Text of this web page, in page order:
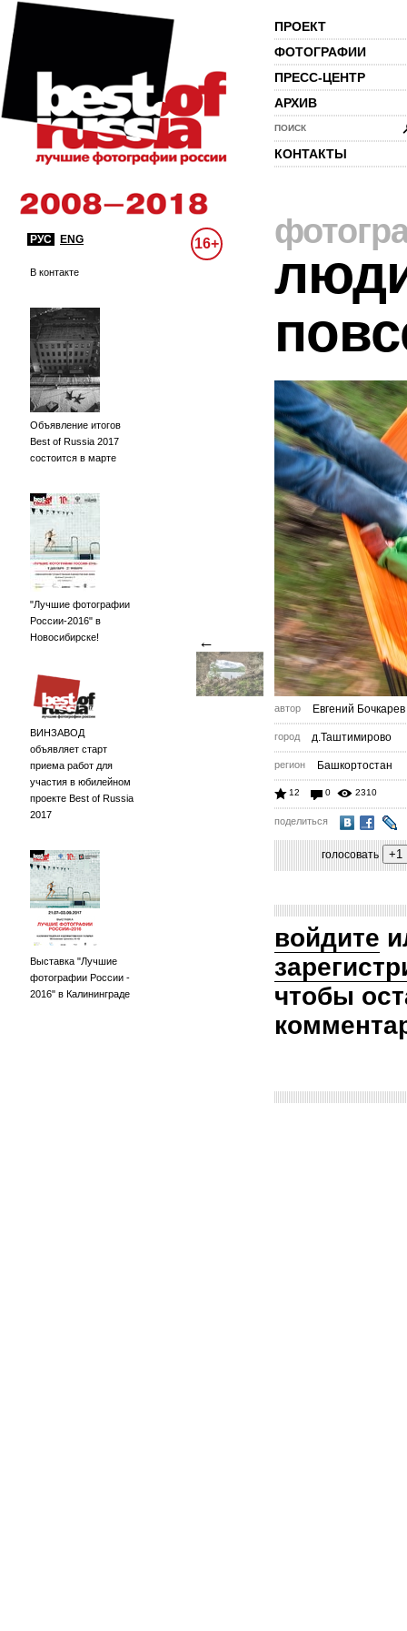
ПРОЕКТ
ФОТОГРАФИИ
ПРЕСС-ЦЕНТР
АРХИВ
ПОИСК
КОНТАКТЫ
РУС ENG 16+
В контакте
Объявление итогов
Best of Russia 2017
состоится в марте
"Лучшие фотографии
России-2016" в
Новосибирске!
ВИНЗАВОД
объявляет старт
приема работ для
участия в юбилейном
проекте Best of Russia
2017
Выставка "Лучшие
фотографии России -
2016" в Калининграде
←
автор Евгений Бочкарев
город д.Таштимирово
регион Башкортостан
12 0 2310
поделиться
голосовать
войдите
чтобы